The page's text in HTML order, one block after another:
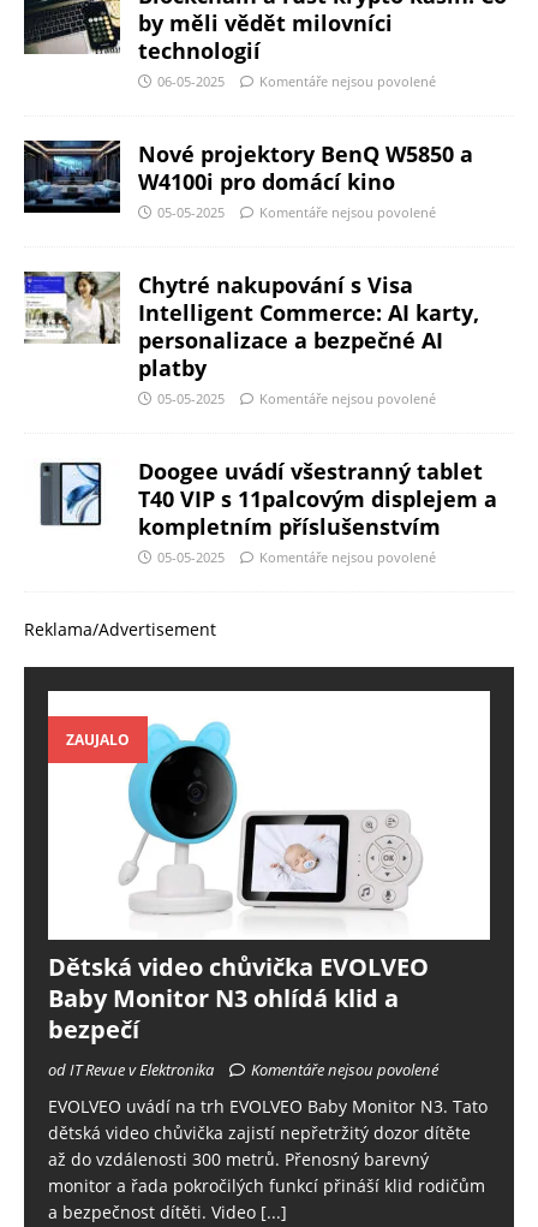
by měli vědět milovníci
technologií
06-05-2025 Komentáře nejsou povolené
Nové projektory BenQ W5850 a
W4100i pro domácí kino
05-05-2025 Komentáře nejsou povolené
Chytré nakupování s Visa
Intelligent Commerce: AI karty,
personalizace a bezpečné AI
platby
05-05-2025 Komentáře nejsou povolené
Doogee uvádí všestranný tablet
T40 VIP s 11palcovým displejem a
kompletním příslušenstvím
05-05-2025 Komentáře nejsou povolené
Reklama/Advertisement
ZAUJALO
Dětská video chůvička EVOLVEO
Baby Monitor N3 ohlídá klid a
bezpečí
od IT Revue v Elektronika Komentáře nejsou povolené
EVOLVEO uvádí na trh EVOLVEO Baby Monitor N3. Tato
dětská video chůvička zajistí nepřetržitý dozor dítěte
až do vzdálenosti 300 metrů. Přenosný barevný
monitor a řada pokročilých funkcí přináší klid rodičům
a bezpečnost dítěti. Video [...]